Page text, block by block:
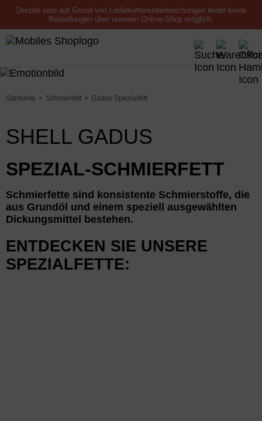
Derzeit sind auf Grund von Lieferkettenunterbrechungen leider keine
Bestellungen über unseren Online-Shop möglich.
Startseite Schmierfett Gadus Spezialfett
SHELL GADUS
SPEZIAL-SCHMIERFETT
Schmierfette sind konsistente Schmierstoffe, die
aus Grundöl und einem speziell ausgewählten
Dickungsmittel bestehen.
ENTDECKEN SIE UNSERE
SPEZIALFETTE: